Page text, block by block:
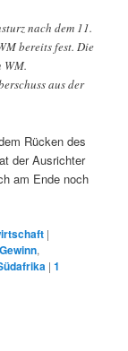
nach dem 11.
bereits fest. Die
aus der
Rücken des
der Ausrichter
am Ende noch
|
Gewinn,
|1